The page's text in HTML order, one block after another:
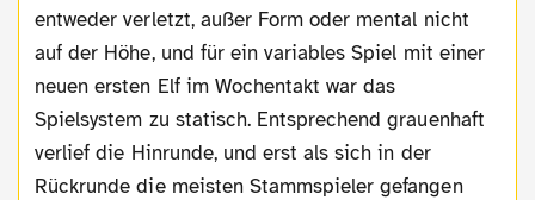
entweder verletzt, außer Form oder mental nicht
auf der Höhe, und für ein variables Spiel mit einer
neuen ersten Elf im Wochentakt war das
Spielsystem zu statisch. Entsprechend grauenhaft
verlief die Hinrunde, und erst als sich in der
Rückrunde die meisten Stammspieler gefangen